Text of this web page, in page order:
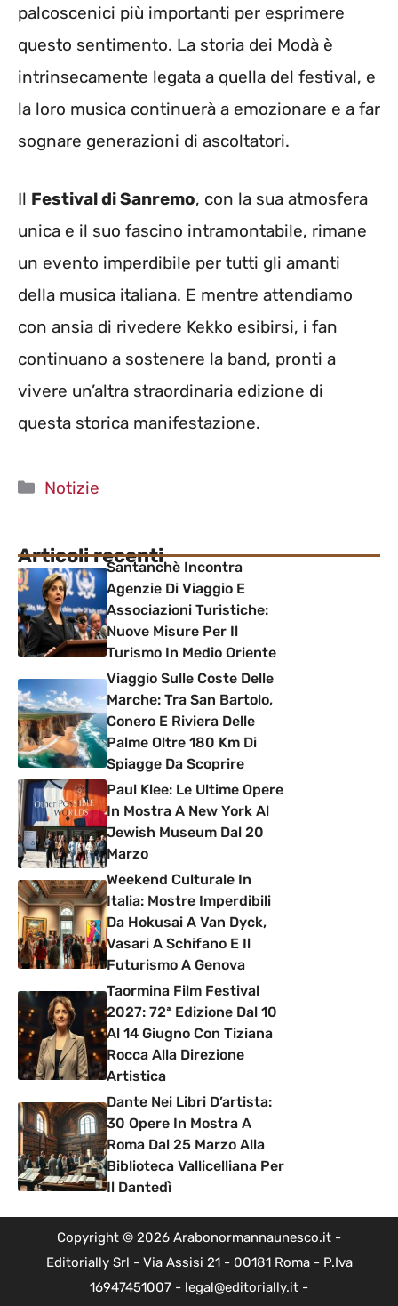
palcoscenici più importanti per esprimere
questo sentimento. La storia dei Modà è
intrinsecamente legata a quella del festival, e
la loro musica continuerà a emozionare e a far
sognare generazioni di ascoltatori.
Il Festival di Sanremo, con la sua atmosfera
unica e il suo fascino intramontabile, rimane
un evento imperdibile per tutti gli amanti
della musica italiana. E mentre attendiamo
con ansia di rivedere Kekko esibirsi, i fan
continuano a sostenere la band, pronti a
vivere un’altra straordinaria edizione di
questa storica manifestazione.
Categorie
Notizie
Articoli recentiSantanchè Incontra
Agenzie Di Viaggio E
Associazioni Turistiche:
Nuove Misure Per Il
Turismo In Medio Oriente
Viaggio Sulle Coste Delle
Marche: Tra San Bartolo,
Conero E Riviera Delle
Palme Oltre 180 Km Di
Spiagge Da Scoprire
Paul Klee: Le Ultime Opere
In Mostra A New York Al
Jewish Museum Dal 20
Marzo
Weekend Culturale In
Italia: Mostre Imperdibili
Da Hokusai A Van Dyck,
Vasari A Schifano E Il
Futurismo A Genova
Taormina Film Festival
2027: 72ª Edizione Dal 10
Al 14 Giugno Con Tiziana
Rocca Alla Direzione
Artistica
Dante Nei Libri D’artista:
30 Opere In Mostra A
Roma Dal 25 Marzo Alla
Biblioteca Vallicelliana Per
Il Dantedì
Copyright © 2026 Arabonormannaunesco.it -
Editorially Srl - Via Assisi 21 - 00181 Roma - P.Iva
16947451007 - legal@editorially.it -